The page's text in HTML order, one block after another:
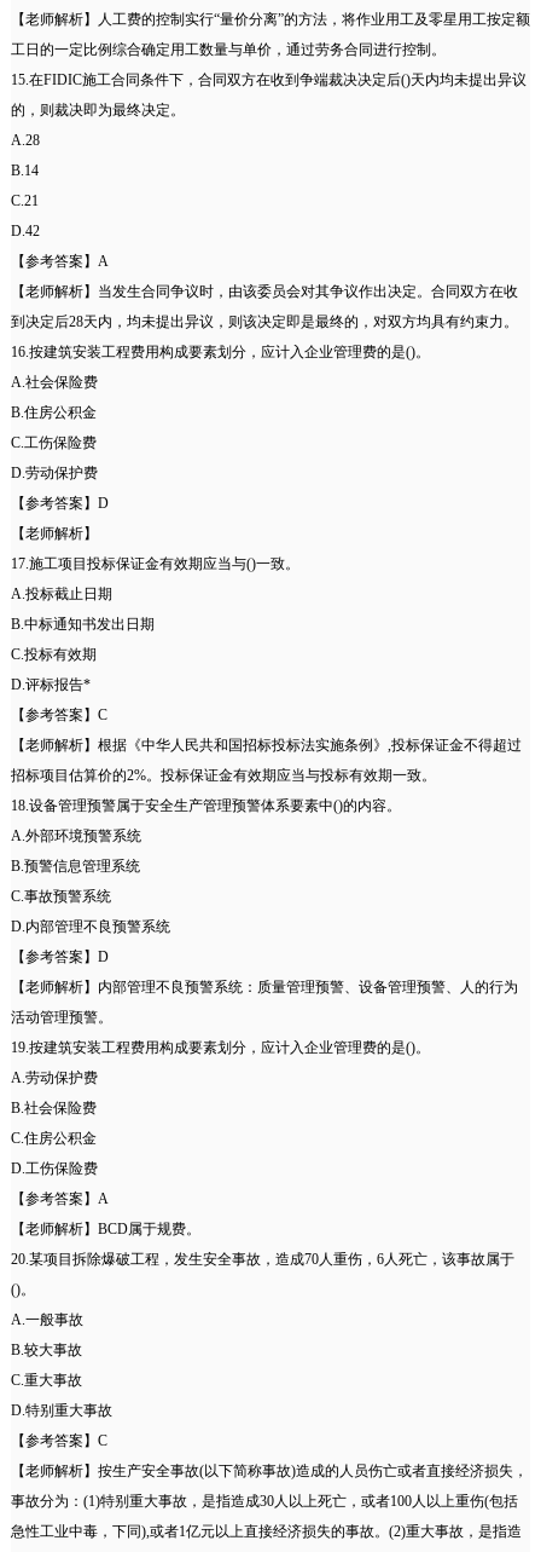
【老师解析】人工费的控制实行“量价分离”的方法，将作业用工及零星用工按定额
工日的一定比例综合确定用工数量与单价，通过劳务合同进行控制。
15.在FIDIC施工合同条件下，合同双方在收到争端裁决决定后()天内均未提出异议
的，则裁决即为最终决定。
A.28
B.14
C.21
D.42
【参考答案】A
【老师解析】当发生合同争议时，由该委员会对其争议作出决定。合同双方在收
到决定后28天内，均未提出异议，则该决定即是最终的，对双方均具有约束力。
16.按建筑安装工程费用构成要素划分，应计入企业管理费的是()。
A.社会保险费
B.住房公积金
C.工伤保险费
D.劳动保护费
【参考答案】D
【老师解析】
17.施工项目投标保证金有效期应当与()一致。
A.投标截止日期
B.中标通知书发出日期
C.投标有效期
D.评标报告*
【参考答案】C
【老师解析】根据《中华人民共和国招标投标法实施条例》,投标保证金不得超过
招标项目估算价的2%。投标保证金有效期应当与投标有效期一致。
18.设备管理预警属于安全生产管理预警体系要素中()的内容。
A.外部环境预警系统
B.预警信息管理系统
C.事故预警系统
D.内部管理不良预警系统
【参考答案】D
【老师解析】内部管理不良预警系统：质量管理预警、设备管理预警、人的行为
活动管理预警。
19.按建筑安装工程费用构成要素划分，应计入企业管理费的是()。
A.劳动保护费
B.社会保险费
C.住房公积金
D.工伤保险费
【参考答案】A
【老师解析】BCD属于规费。
20.某项目拆除爆破工程，发生安全事故，造成70人重伤，6人死亡，该事故属于
()。
A.一般事故
B.较大事故
C.重大事故
D.特别重大事故
【参考答案】C
【老师解析】按生产安全事故(以下简称事故)造成的人员伤亡或者直接经济损失，
事故分为：(1)特别重大事故，是指造成30人以上死亡，或者100人以上重伤(包括
急性工业中毒，下同),或者1亿元以上直接经济损失的事故。(2)重大事故，是指造